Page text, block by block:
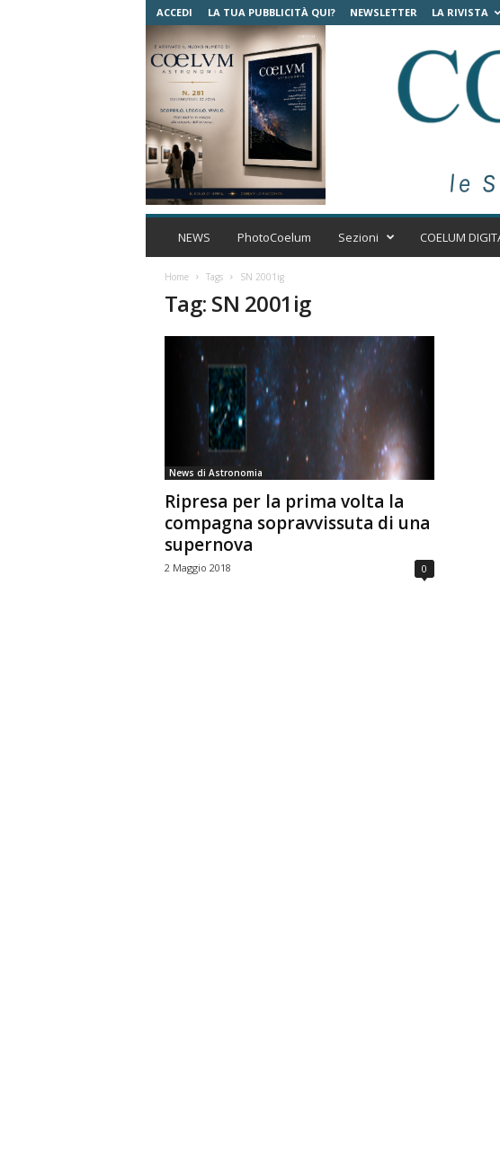
ACCEDI LA TUA PUBBLICITÀ QUI? NEWSLETTER LA RIVISTA
C
o
i
a
NEWS PhotoCoelum Sezioni COELUM
Home Tags SN 2001ig
Tag: SN 2001ig
News di Astronomia
Ripresa per la prima volta la
compagna sopravvissuta di una
supernova
2 Maggio 2018 0